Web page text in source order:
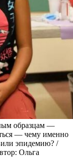
образцам —
— чему именно
эпидемию? /
Ольга